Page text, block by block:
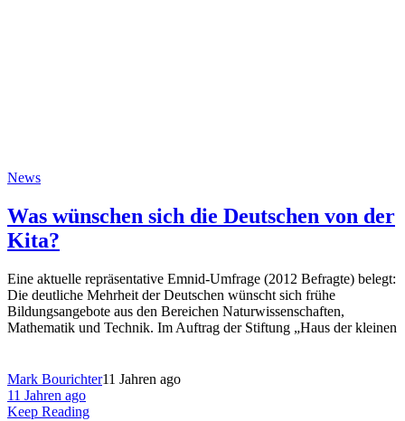
News
Was wünschen sich die Deutschen von der
Kita?
Eine aktuelle repräsentative Emnid-Umfrage (2012 Befragte) belegt:
Die deutliche Mehrheit der Deutschen wünscht sich frühe
Bildungsangebote aus den Bereichen Naturwissenschaften,
Mathematik und Technik. Im Auftrag der Stiftung „Haus der kleinen
Mark Bourichter11 Jahren ago
11 Jahren ago
Keep Reading